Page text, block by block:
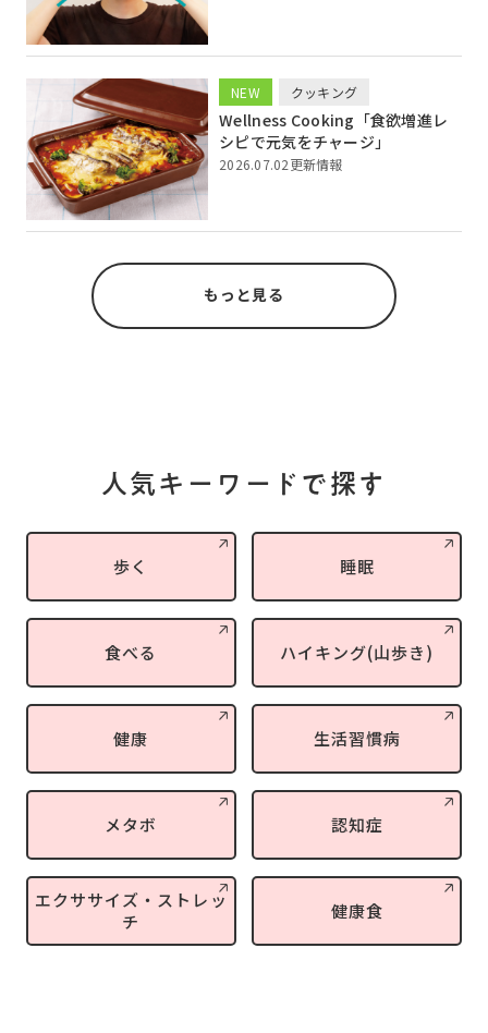
NEW クッキング
Wellness Cooking「食欲増進レ
シピで元気をチャージ」
2026.07.02更新情報
もっと見る
人気キーワードで探す
歩く 睡眠
食べる ハイキング(山歩き)
健康 生活習慣病
メタボ 認知症
エクササイズ・ストレッ
チ
健康食